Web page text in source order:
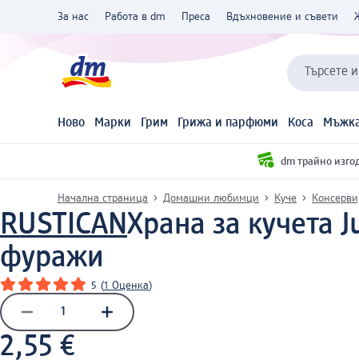
За нас Работа в dm Преса Вдъхновение и съвети
Търсете
Ново Марки Грим Грижа и парфюми Коса
dm трайно
Начална страница Домашни любимци Куче
RUSTICANХрана за кучета
фуражи
5 (1 Оценка)
2,55 €